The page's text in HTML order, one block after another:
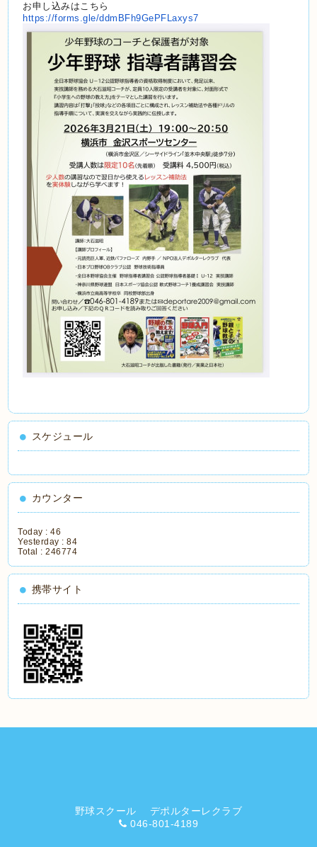
お申し込みはこちら
https://forms.gle/ddmBFh9GePFLaxys7
スケジュール
カウンター
Today :46
Yesterday :84
Total :246774
携帯サイト
野球スクール デポルターレクラブ
046-801-4189